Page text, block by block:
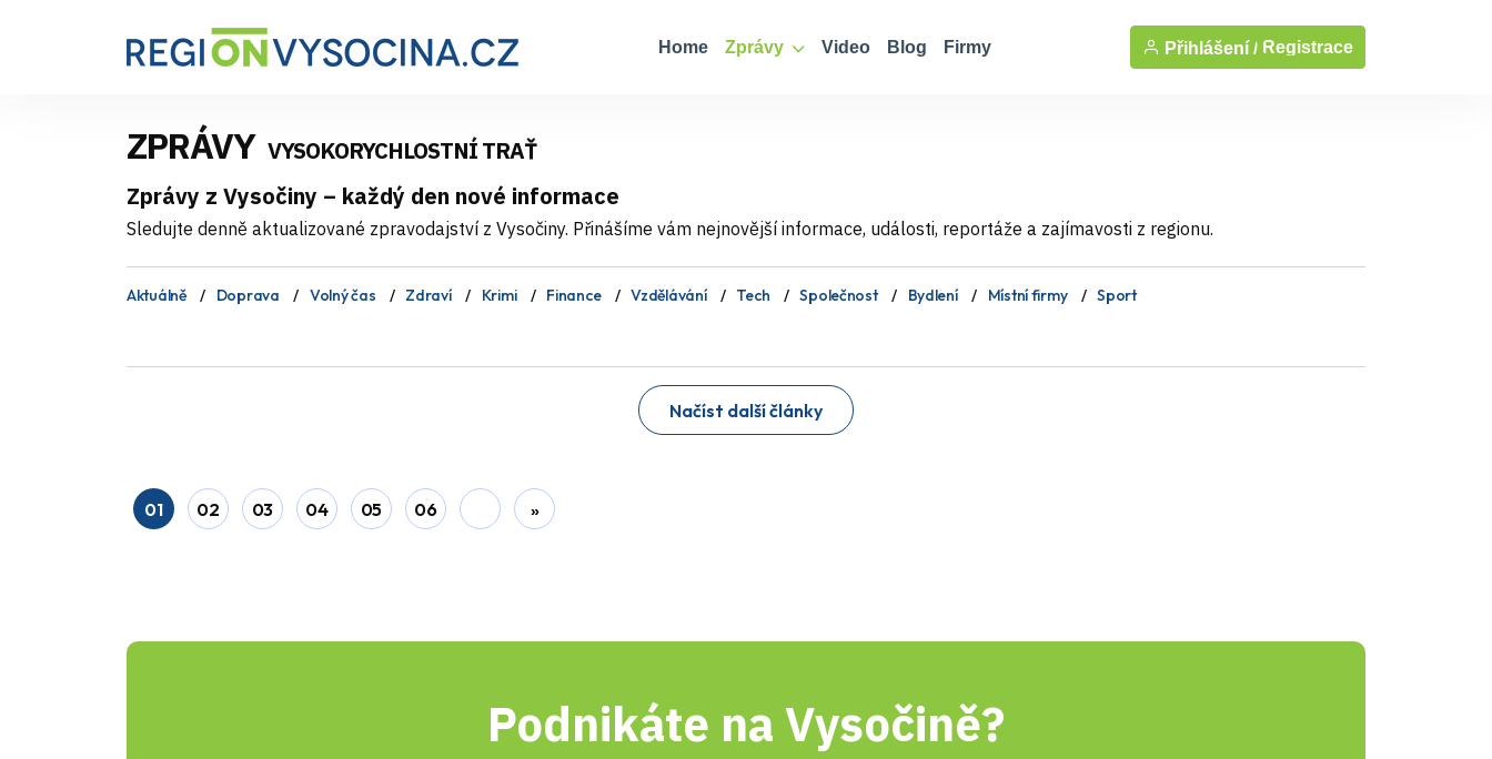
Home Zprávy Video Blog Firmy Přihlášení / Registrace
ZPRÁVY VYSOKORYCHLOSTNÍ TRAŤ
Zprávy z Vysočiny – každý den nové informace
Sledujte denně aktualizované zpravodajství z Vysočiny. Přinášíme vám nejnovější informace, události, reportáže a zajímavosti z regionu.
Aktuálně Doprava Volný čas Zdraví Krimi Finance Vzdělávání Tech Společnost Bydlení Místní firmy Sport
Načíst další články
01 02 03 04 05 06 »
Podnikáte na Vysočině?